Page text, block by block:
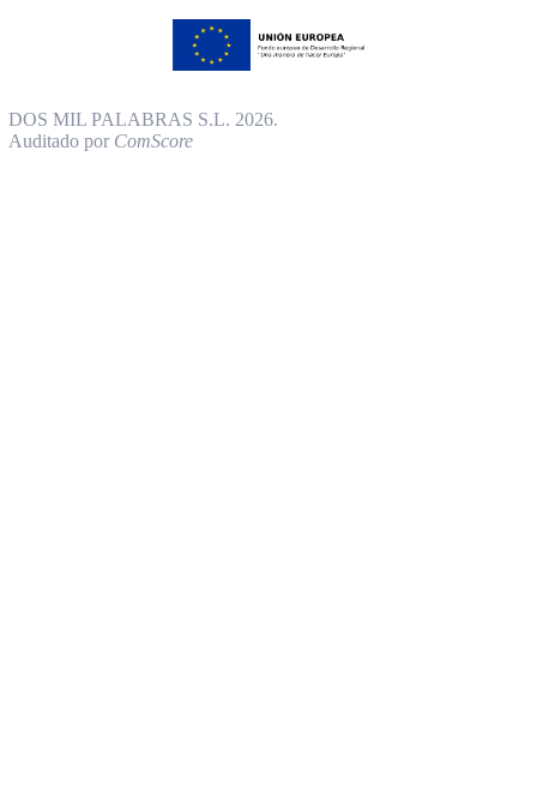
DOS MIL PALABRAS S.L. 2026.
Auditado por ComScore